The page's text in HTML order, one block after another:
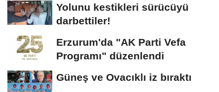
Yolunu kestikleri sürücüyü
darbettiler!
Erzurum'da "AK Parti Vefa
Programı" düzenlendi
Güneş ve Ovacıklı iz bıraktı